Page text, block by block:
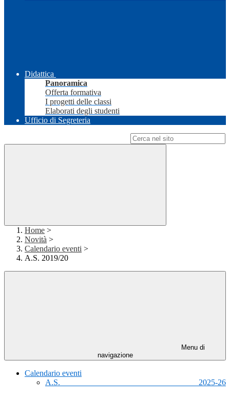
Didattica
Panoramica
Offerta formativa
I progetti delle classi
Elaborati degli studenti
Ufficio di Segreteria
Home >
Novità >
Calendario eventi >
A.S. 2019/20
Menu di
navigazione
Calendario eventi
A.S. 2025-26